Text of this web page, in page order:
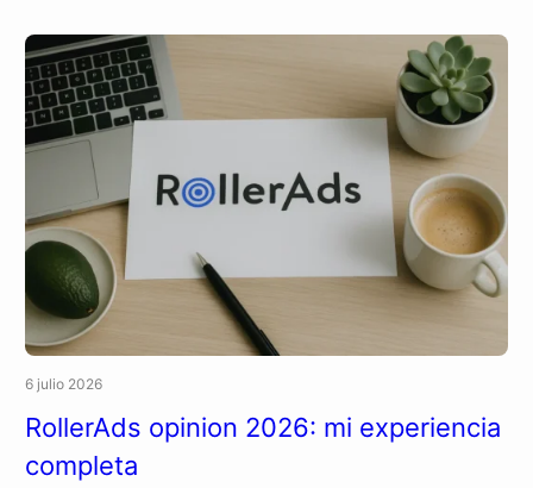
6 julio 2026
RollerAds opinion 2026: mi experiencia
completa